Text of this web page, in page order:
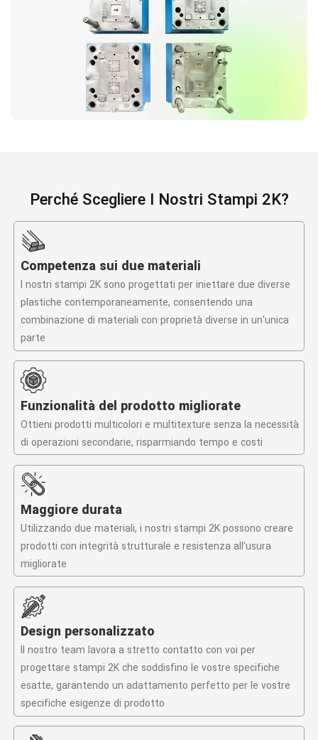
Perché Scegliere I Nostri Stampi 2K?
Competenza sui due materiali
I nostri stampi 2K sono progettati per iniettare due diverse
plastiche contemporaneamente, consentendo una
combinazione di materiali con proprietà diverse in un'unica
parte
Funzionalità del prodotto migliorate
Ottieni prodotti multicolori e multitexture senza la necessità
di operazioni secondarie, risparmiando tempo e costi
Maggiore durata
Utilizzando due materiali, i nostri stampi 2K possono creare
prodotti con integrità strutturale e resistenza all'usura
migliorate
Design personalizzato
Il nostro team lavora a stretto contatto con voi per
progettare stampi 2K che soddisfino le vostre specifiche
esatte, garantendo un adattamento perfetto per le vostre
specifiche esigenze di prodotto